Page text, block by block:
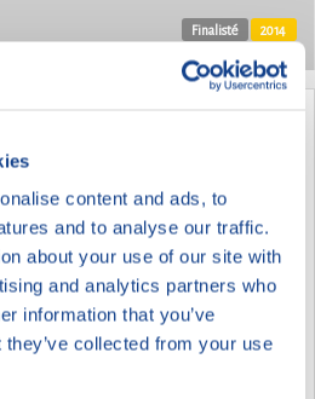
content and ads, to
and to analyse our traffic.
about your use of our site with
and analytics partners who
information that you’ve
collected from your use
2014
Finalisté